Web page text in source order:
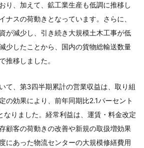
り、加えて、鉱工業生産も低調に推移し
ナスの荷動きとなっています。さらに、
が減少し、引き続き大規模土木工事が低
少したことから、国内の貨物総輸送数量
推移しました。
て、第3四半期累計の営業収益は、取り組
の効果により、前年同期比2.1パーセント
りました。経常利益は、運賃・料金改定
顧客の荷動きの改善や新規の取扱増効果
にあった物流センターの大規模修繕費用